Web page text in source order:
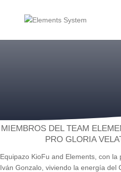
MIEMBROS DEL TEAM
PRO GLORIA
Equipazo KioFu and Elements, con
Iván Gonzalo, viviendo la energía del